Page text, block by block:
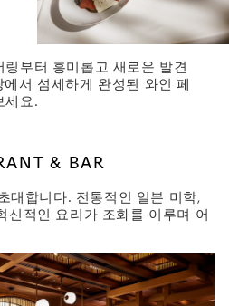
부터 흥미롭고 새로운 발견
서 섬세하게 완성된 와인 페
세요.
& BAR
대합니다. 전통적인 일본 미학,
신적인 요리가 조화를 이루며 어